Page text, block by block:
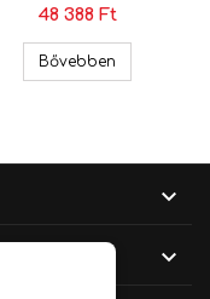
Caliber CDS hangszóró
48 388 Ft
Bővebben

